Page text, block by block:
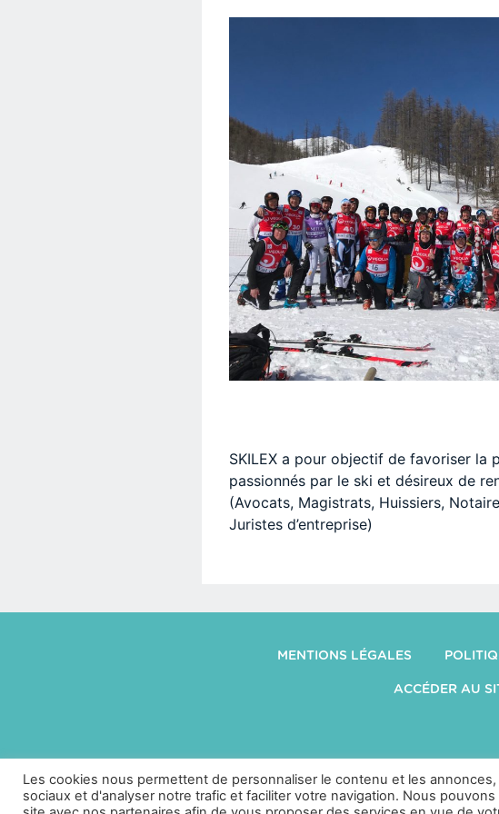
SKILEX a pour objectif de favoriser la
passionnés par le ski et désireux de
(Avocats, Magistrats, Huissiers,
Juristes d’entreprise)
MENTIONS LÉGALES
ACCÉDER AU
Les cookies nous permettent de personnaliser le contenu et les
sociaux et d'analyser notre trafic et faciliter votre navigation. Nous